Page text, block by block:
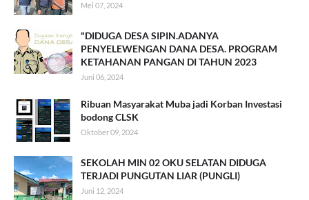
Mei 07, 2024
"DIDUGA DESA SIPIN.ADANYA
PENYELEWENGAN DANA DESA. PROGRAM
KETAHANAN PANGAN DI TAHUN 2023
Juni 06, 2024
Ribuan Masyarakat Muba jadi Korban Investasi
bodong CLSK
Oktober 09, 2024
SEKOLAH MIN 02 OKU SELATAN DIDUGA
TERJADI PUNGUTAN LIAR (PUNGLI)
Juni 12, 2024